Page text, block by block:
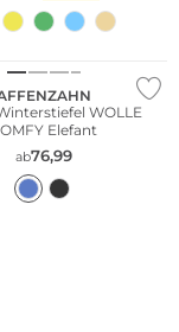
WOLLE
Elefant
ab76,99